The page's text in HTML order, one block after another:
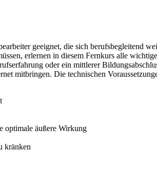
geeignet, die sich berufsbegleitend
erlernen in diesem Fernkurs alle
oder ein mittlerer
mitbringen. Die technischen
optimale äußere Wirkung
kränken